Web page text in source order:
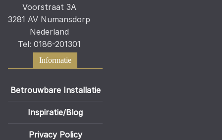
Voorstraat 3A
3281 AV Numansdorp
Nederland
Tel: 0186-201301
Informatie
Betrouwbare Installatie
Inspiratie/Blog
Privacy Policy